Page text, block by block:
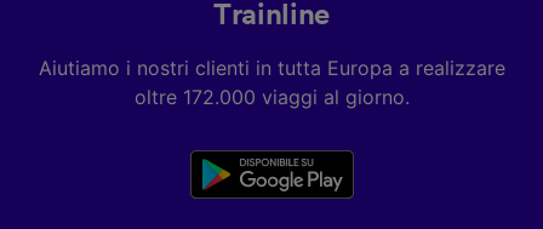
Trainline
Aiutiamo i nostri clienti in tutta Europa a realizzare
oltre 172.000 viaggi al giorno.